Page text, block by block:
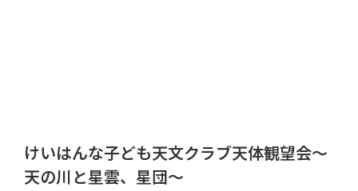
けいはんな子ども天文クラブ天体観望会～
天の川と星雲、星団～